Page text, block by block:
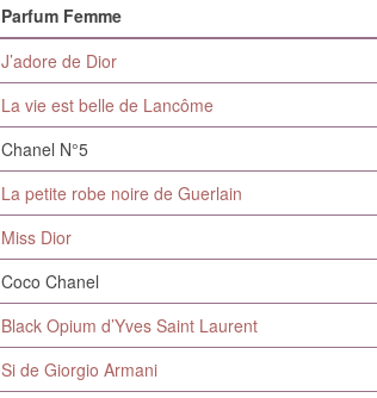
Parfum Femme
J’adore de Dior
La vie est belle de Lancôme
Chanel N°5
La petite robe noire de Guerlain
Miss Dior
Coco Chanel
Black Opium d’Yves Saint Laurent
Si de Giorgio Armani